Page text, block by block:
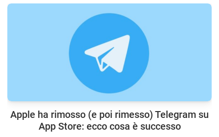
Apple ha rimosso (e poi rimesso) Telegram su
App Store: ecco cosa è successo